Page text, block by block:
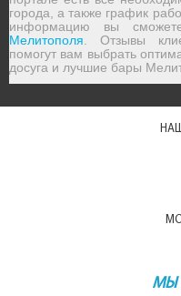
города, а также график
информацию вы
Мелитополя . Отзывы
помогут вам выбрать
досуга и лучшие бары
МЫ